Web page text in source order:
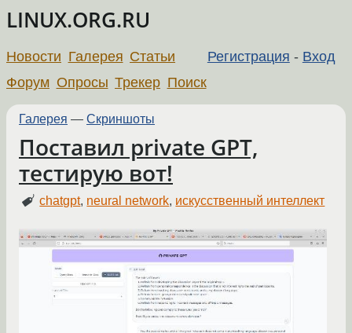
LINUX.ORG.RU
Регистрация - Вход
Новости Галерея Статьи
Форум Опросы Трекер Поиск
Галерея — Скриншоты
Поставил private GPT,
тестирую вот!
chatgpt, neural network, искусственный интеллект